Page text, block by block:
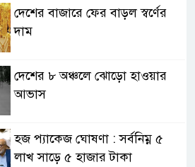
দেশের বাজারে ফের বাড়ল স্বর্ণের
দাম
দেশের ৮ অঞ্চলে ঝোড়ো হাওয়ার
আভাস
হজ প্যাকেজ ঘোষণা : সর্বনিম্ন ৫
লাখ সাড়ে ৫ হাজার টাকা